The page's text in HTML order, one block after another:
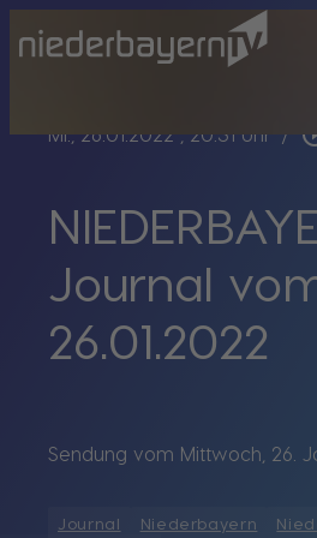
Mi., 26.01.2022, 20:31 Uhr /
Journal
26.01.2022
Sendung vom Mittwoch, 26.
Journal Niederbayern